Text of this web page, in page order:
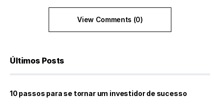
View Comments (0)
Últimos Posts
10 passos para se tornar um investidor de sucesso